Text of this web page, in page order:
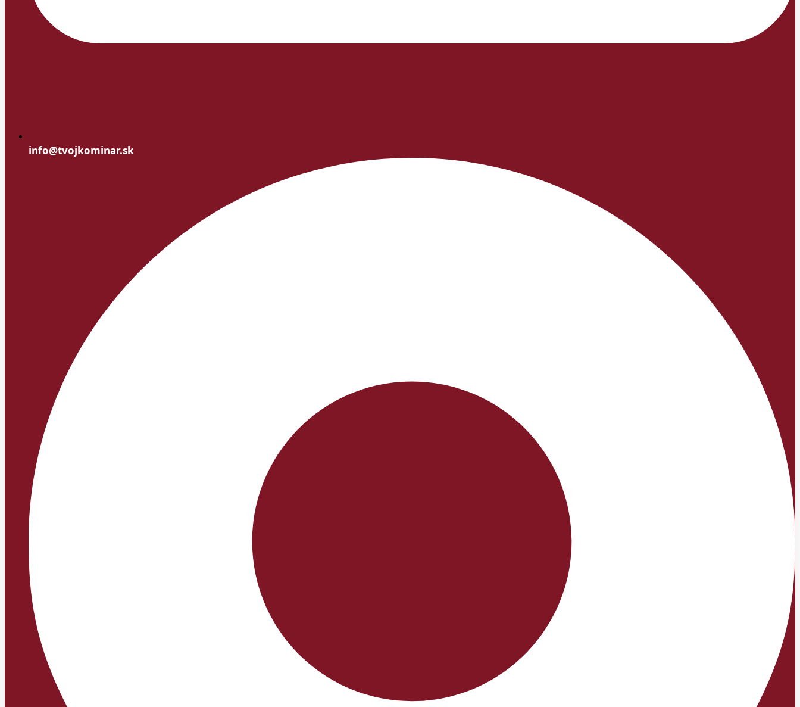
info@tvojkominar.sk